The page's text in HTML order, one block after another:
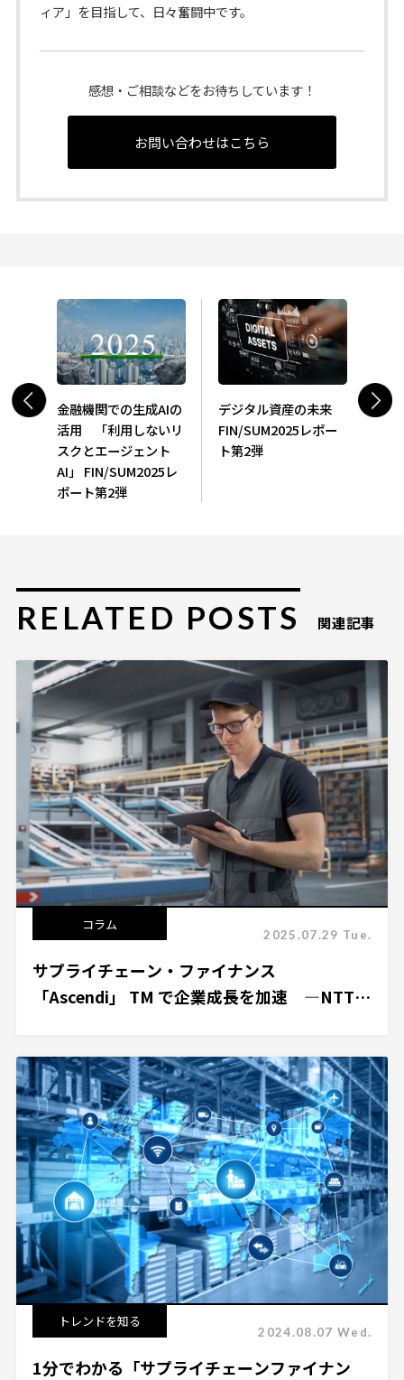
ィア」を目指して、日々奮闘中です。
感想・ご相談などをお待ちしています！
お問い合わせはこちら
金融機関での生成AIの
活用 「利用しないリ
スクとエージェント
AI」 FIN/SUM2025レ
ポート第2弾
デジタル資産の未来
FIN/SUM2025レポー
ト第2弾
RELATED POSTS 関連記事
コラム
2025.07.29 Tue.
サプライチェーン・ファイナンス
「Ascendi」 TM で企業成長を加速 ―NTTデ
トレンドを知る
2024.08.07 Wed.
1分でわかる「サプライチェーンファイナン